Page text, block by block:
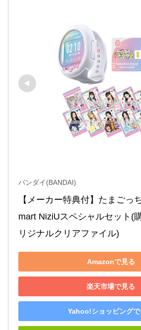
バンダイ(BANDAI)
【メーカー特典付】たまごっ
mart NiziUスペシャルセット(
リジナルクリアファイル)
Amazonで見る
楽天市場で見る
Yahoo!ショッピングで